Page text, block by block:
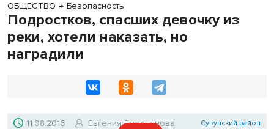
ОБЩЕСТВО → Безопасность
Подростков, спасших девочку из
реки, хотели наказать, но
наградили
11.08.2016 Евгения Емельянова Сузунский район